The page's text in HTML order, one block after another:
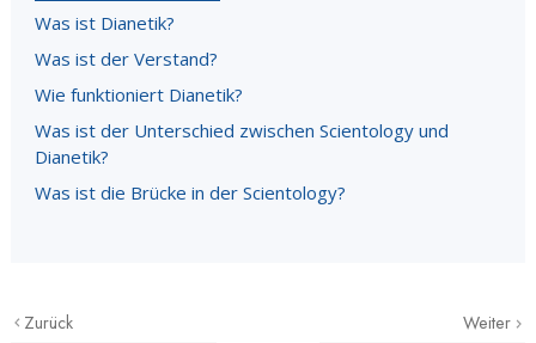
Was ist Dianetik?
Was ist der Verstand?
Wie funktioniert Dianetik?
Was ist der Unterschied zwischen Scientology und
Dianetik?
Was ist die Brücke in der Scientology?
Zurück Weiter